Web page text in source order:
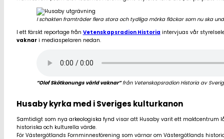
I schakten framträder flera stora och tydliga mörka fläckar som nu ska
I ett färskt reportage från Vetenskapsradion Historia intervjuas vår
vaknari mediaspelaren nedan.
”Olof Skötkonungs värld vaknar”från Vetenskapsradion Historia av
Husaby kyrka med i Sveriges kulturkanon
Samtidigt som nya arkeologiska fynd visar att Husaby varit ett maktcentrum
historiska och kulturella värde.
För Västergötlands Fornminnesförening som värnar om Västergötlands